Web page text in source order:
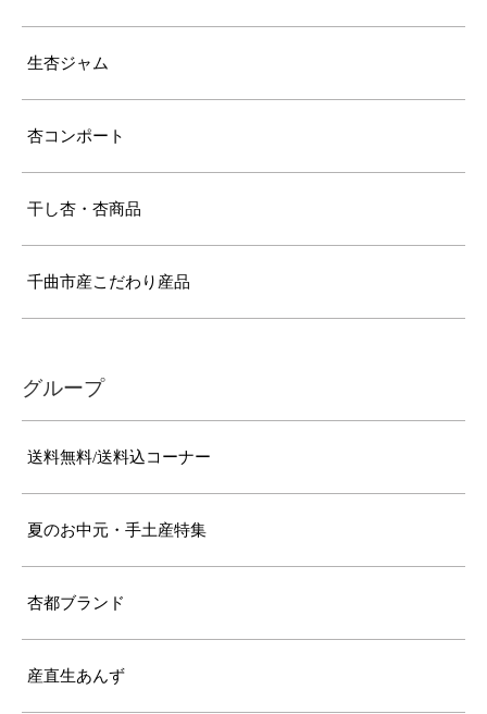
生杏ジャム
杏コンポート
干し杏・杏商品
千曲市産こだわり産品
グループ
送料無料/送料込コーナー
夏のお中元・手土産特集
杏都ブランド
産直生あんず